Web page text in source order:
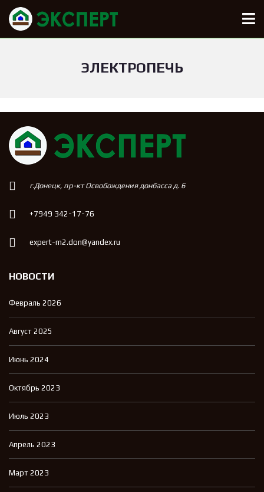
ЭЛЕКТРОПЕЧЬ
г.Донецк, пр-кт Освобождения донбасса д. 6
+7949 342-17-76
expert-m2.don@yandex.ru
НОВОСТИ
Февраль 2026
Август 2025
Июнь 2024
Октябрь 2023
Июль 2023
Апрель 2023
Март 2023